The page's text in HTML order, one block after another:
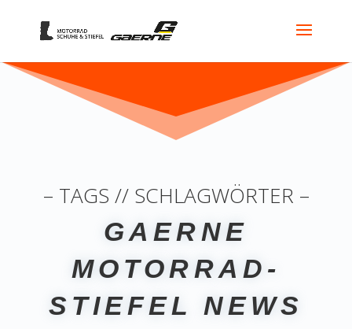
– TAGS // SCHLAGWÖRTER –
GAERNE
MOTORRAD-
STIEFEL NEWS